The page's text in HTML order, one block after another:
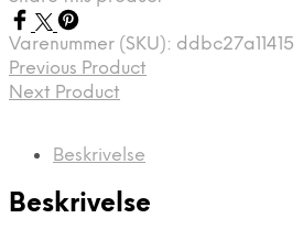
Varenummer (SKU): ddbc27a11415
Previous Product
Next Product
Beskrivelse
Beskrivelse